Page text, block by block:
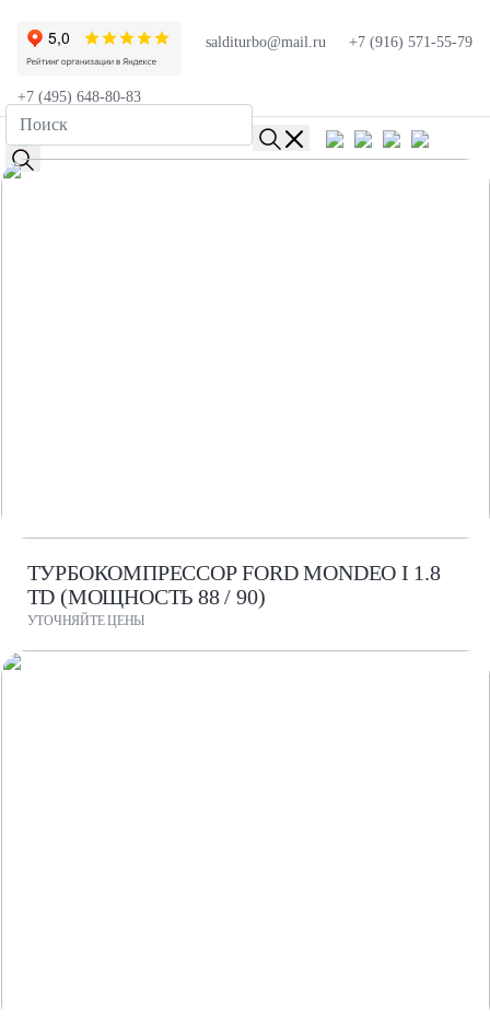
salditurbo@mail.ru +7 (916) 571-55-79
+7 (495) 648-80-83
ТУРБОКОМПРЕССОР FORD MONDEO I 1.8
TD (МОЩНОСТЬ 88 / 90)
УТОЧНЯЙТЕ ЦЕНЫ